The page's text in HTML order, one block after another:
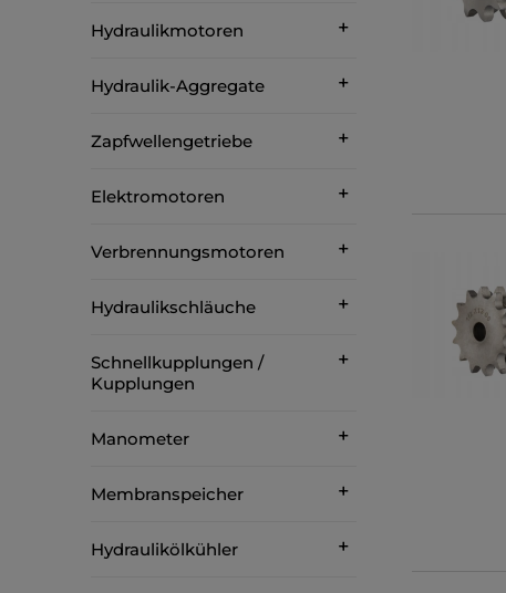
Hydraulikmotoren
Hydraulik-Aggregate
Zapfwellengetriebe
Elektromotoren
Verbrennungsmotoren
Hydraulikschläuche
Schnellkupplungen /
Kupplungen
Manometer
Membranspeicher
Hydraulikölkühler